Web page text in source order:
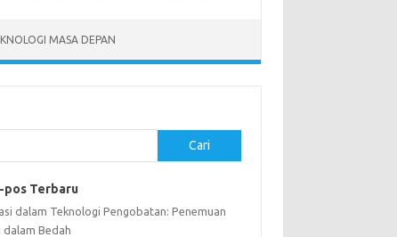
MASA DEPAN
Cari
pos Terbaru
dalam Teknologi Pengobatan: Penemuan
dalam Bedah